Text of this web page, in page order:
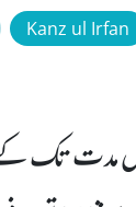
Kanz ul Irfan
مدت تک